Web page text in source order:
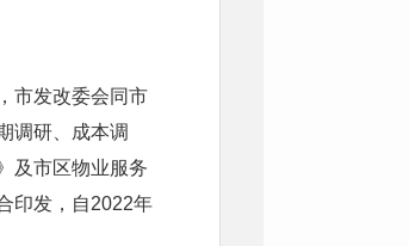
市发改委会同市
调研、成本调
及市区物业服务
印发，自2022年